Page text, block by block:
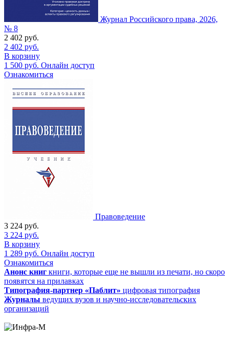
Журнал Российского права, 2026,
№ 8
2 402 руб.
2 402 руб.
В корзину
1 500 руб. Онлайн доступ
Ознакомиться
Правоведение
3 224 руб.
3 224 руб.
В корзину
1 289 руб. Онлайн доступ
Ознакомиться
Анонс книг книги, которые еще не вышли из печати, но скоро
появятся на прилавках
Типография-партнер «Паблит» цифровая типография
Журналы ведущих вузов и научно-исследовательских
организаций